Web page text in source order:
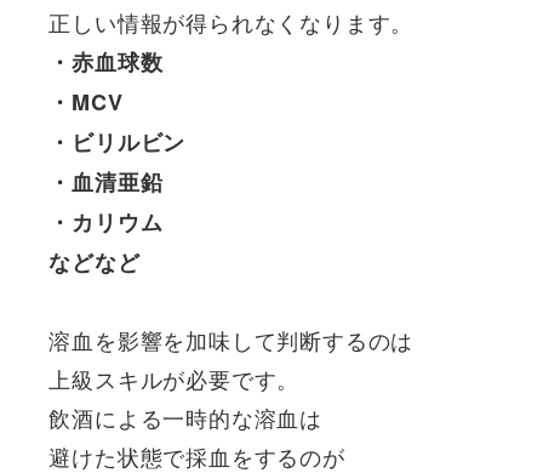
正しい情報が得られなくなります。
・赤血球数
・MCV
・ビリルビン
・血清亜鉛
・カリウム
などなど
溶血を影響を加味して判断するのは
上級スキルが必要です。
飲酒による一時的な溶血は
避けた状態で採血をするのが